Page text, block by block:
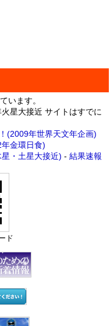
います。
星大接近 サイトはすでに
(2009年世界天文年企画)
金環日食)
・土星大接近) - 結果速報
ド